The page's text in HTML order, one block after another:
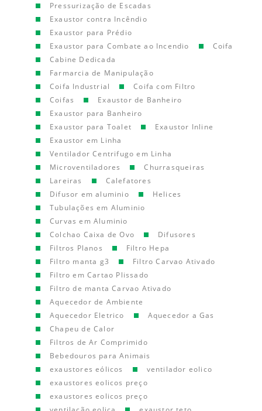
Pressurização de Escadas
Exaustor contra Incêndio
Exaustor para Prédio
Exaustor para Combate ao Incendio
Coifa
Cabine Dedicada
Farmarcia de Manipulação
Coifa Industrial
Coifa com Filtro
Coifas
Exaustor de Banheiro
Exaustor para Banheiro
Exaustor para Toalet
Exaustor Inline
Exaustor em Linha
Ventilador Centrifugo em Linha
Microventiladores
Churrasqueiras
Lareiras
Calefatores
Difusor em aluminio
Helices
Tubulações em Aluminio
Curvas em Aluminio
Colchao Caixa de Ovo
Difusores
Filtros Planos
Filtro Hepa
Filtro manta g3
Filtro Carvao Ativado
Filtro em Cartao Plissado
Filtro de manta Carvao Ativado
Aquecedor de Ambiente
Aquecedor Eletrico
Aquecedor a Gas
Chapeu de Calor
Filtros de Ar Comprimido
Bebedouros para Animais
exaustores eólicos
ventilador eolico
exaustores eolicos preço
exaustores eolicos preço